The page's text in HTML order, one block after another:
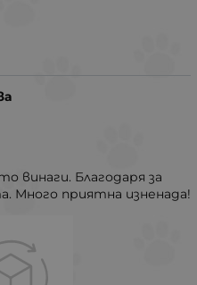
винаги. Благодаря за
Много приятна изненада!